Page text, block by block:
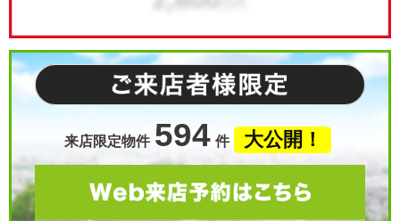
来店限定物件 594 件 大公開！